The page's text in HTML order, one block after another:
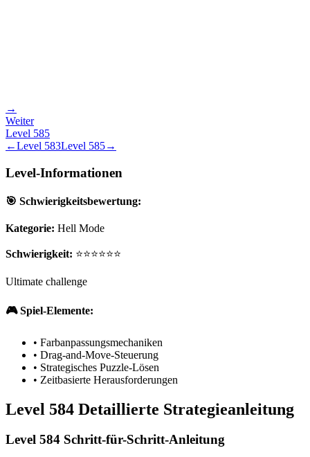
→
Weiter
Level 585
←Level 583Level 585→
Level-Informationen
🎯 Schwierigkeitsbewertung:
Kategorie: Hell Mode
Schwierigkeit: ⭐⭐⭐⭐⭐⭐
Ultimate challenge
🎮 Spiel-Elemente:
• Farbanpassungsmechaniken
• Drag-and-Move-Steuerung
• Strategisches Puzzle-Lösen
• Zeitbasierte Herausforderungen
Level 584 Detaillierte Strategieanleitung
Level 584 Schritt-für-Schritt-Anleitung